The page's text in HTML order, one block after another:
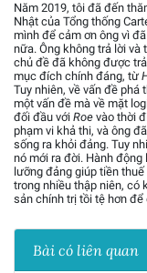
Năm 2019, tôi đã đến
Nhật của Tổng thống
mình để cảm ơn ông vì
nữa. Ông không trả lời và
chủ đề đã không được
mục đích chính đáng, từ
Tuy nhiên, về vấn đề phá
một vấn đề mà về mặt
đối đầu với Roe vào thời
phạm vi khả thi, và ông
sống ra khỏi đảng. Tuy
nó mới ra đời. Hành
lưỡng đảng giúp tiền
trong nhiều thập niên, có
sản chính trị tồi tệ hơn để
Bài có liên quan